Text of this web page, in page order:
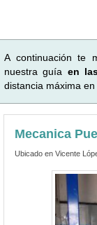
A continuación te
nuestra guía en
distancia máxima
Mecanica
Ubicado en Vicente